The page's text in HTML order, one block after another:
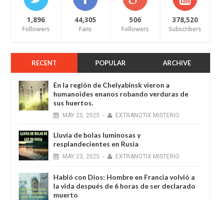
1,896
Followers
44,305
Fans
506
Followers
378,520
Subscribers
RECENT POPULAR ARCHIVE
En la región de Chelyabinsk vieron a
humanoides enanos robando verduras de
sus huertos.
MAY 25, 2025 - EXTRANOTIX MISTERIO
Lluvia de bolas luminosas y
resplandecientes en Rusia
MAY 23, 2025 - EXTRANOTIX MISTERIO
Habló con Dios: Hombre en Francia volvió a
la vida después de 6 horas de ser declarado
muerto